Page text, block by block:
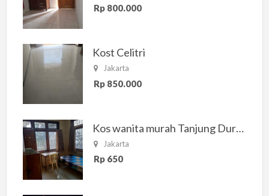
Rp 800.000
Kost Celitri
Jakarta
Rp 850.000
Kos wanita murah Tanjung Duren Jakarta Barat
Jakarta
Rp 650